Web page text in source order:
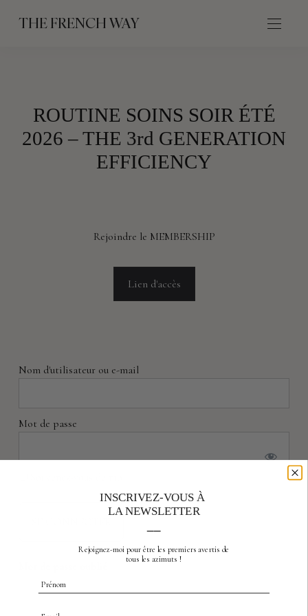
THE FRENCH WAY
ROUTINE SOINS SOIR ÉTÉ
2026 – THE 3rd GENERATION
EFFICIENCY
Rejoindre le MEMBERSHIP
Lien d'accès
Nom d'utilisateur ou e-mail
Mot de passe
INSCRIVEZ-VOUS À
LA NEWSLETTER
Rejoignez-moi pour être les premiers avertisde
tous les azimuts !
Prénom
Email